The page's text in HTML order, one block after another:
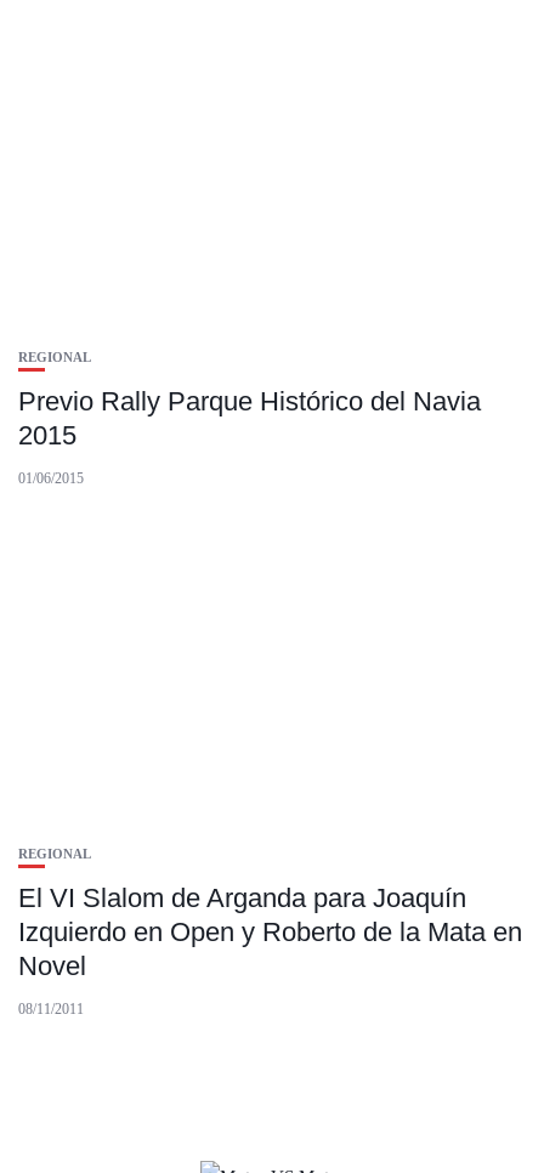
REGIONAL
Previo Rally Parque Histórico del Navia
2015
01/06/2015
REGIONAL
El VI Slalom de Arganda para Joaquín
Izquierdo en Open y Roberto de la Mata en
Novel
08/11/2011